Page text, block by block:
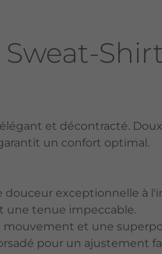
Shirt
et décontracté.
un confort optimal.
douceur exceptionnelle à
une tenue impeccable.
et une
pour un ajustement